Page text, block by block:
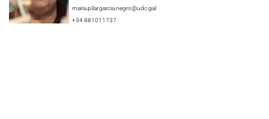
maria.pilar.garcia.negro@udc.gal
+34 881011737